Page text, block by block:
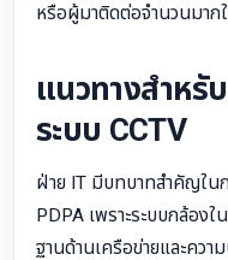
หรือผู้มาติดต่อจำนวนมาก
แนวทางสำหรั
ระบบ CCTV
ฝ่าย IT มีบทบาทสำคัญใน
PDPA เพราะระบบกล้อง
ฐานด้านเครือข่ายและคว